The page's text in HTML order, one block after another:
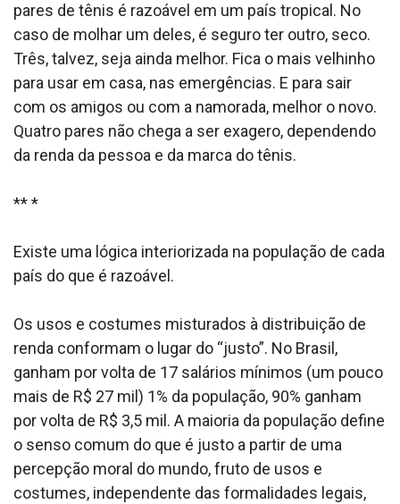
pares de tênis é razoável em um país tropical. No
caso de molhar um deles, é seguro ter outro, seco.
Três, talvez, seja ainda melhor. Fica o mais velhinho
para usar em casa, nas emergências. E para sair
com os amigos ou com a namorada, melhor o novo.
Quatro pares não chega a ser exagero, dependendo
da renda da pessoa e da marca do tênis.
** *
Existe uma lógica interiorizada na população de cada
país do que é razoável.
Os usos e costumes misturados à distribuição de
renda conformam o lugar do “justo”. No Brasil,
ganham por volta de 17 salários mínimos (um pouco
mais de R$ 27 mil) 1% da população, 90% ganham
por volta de R$ 3,5 mil. A maioria da população define
o senso comum do que é justo a partir de uma
percepção moral do mundo, fruto de usos e
costumes, independente das formalidades legais,